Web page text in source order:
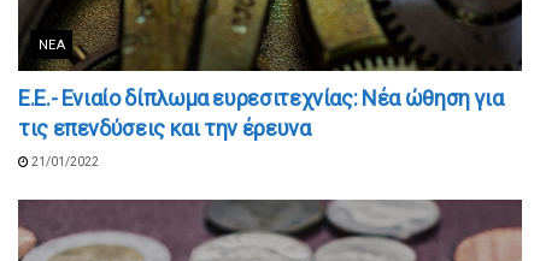
ΝΈΑ
E.E.- Ενιαίο δίπλωμα ευρεσιτεχνίας: Νέα ώθηση για
τις επενδύσεις και την έρευνα
21/01/2022